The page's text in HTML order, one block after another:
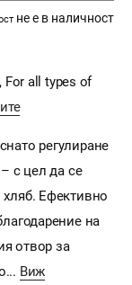
не е в наличност
For all types of
регулиране
с цел да се
Ефективно
на
отвор за
Виж